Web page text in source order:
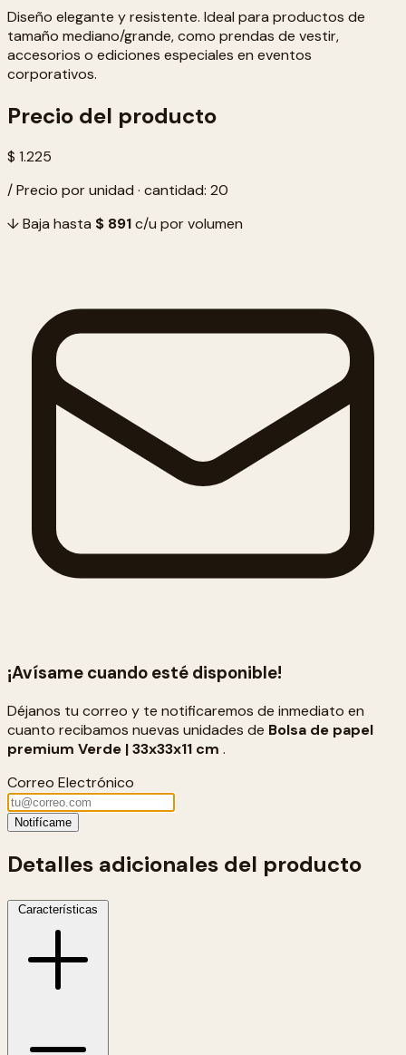
Diseño elegante y resistente. Ideal para productos de
tamaño mediano/grande, como prendas de vestir,
accesorios o ediciones especiales en eventos
corporativos.
Precio del producto
$ 1.225
/ Precio por unidad · cantidad: 20
↓ Baja hasta $ 891c/u por volumen
¡Avísame cuando esté disponible!
Déjanos tu correo y te notificaremos de inmediato en
cuanto recibamos nuevas unidades de Bolsa de papel
premium Verde | 33x33x11 cm .
Correo Electrónico
Notifícame
Detalles adicionales del producto
Características